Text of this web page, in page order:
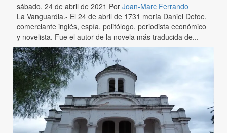
sábado, 24 de abril de 2021 Por Joan-Marc Ferrando
La Vanguardia.- El 24 de abril de 1731 moría Daniel Defoe,
comerciante inglés, espía, politólogo, periodista económico
y novelista. Fue el autor de la novela más traducida de...